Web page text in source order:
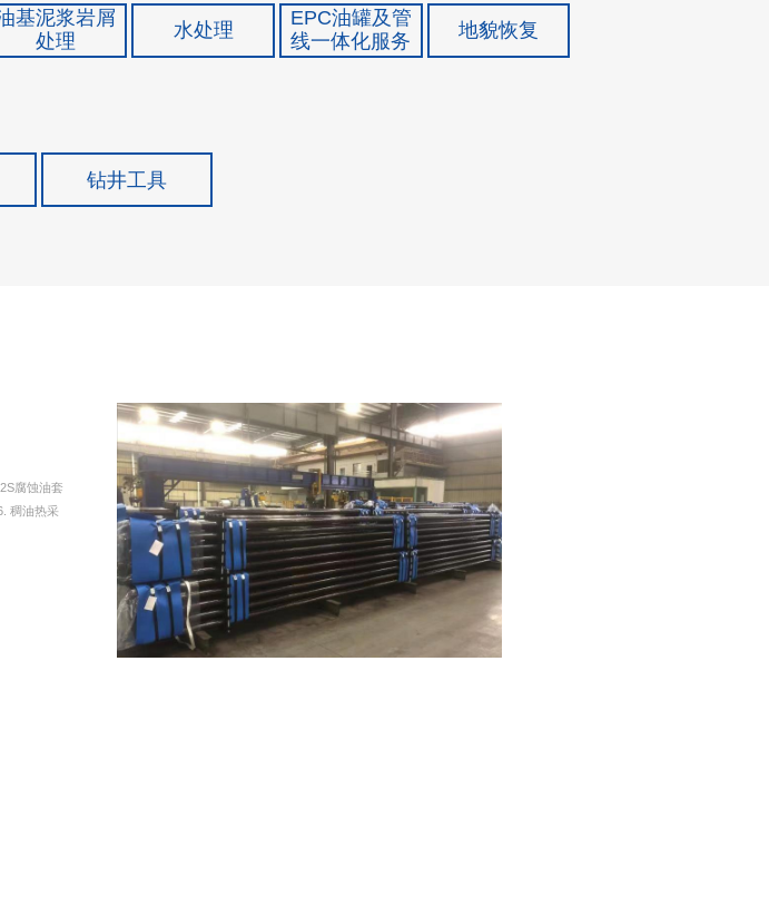
基泥浆岩屑
处理
水处理
EPC油罐及管
线一体化服务
地貌恢复
钻井工具
腐蚀油套
稠油热采